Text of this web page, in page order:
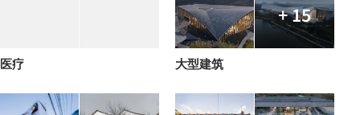
医疗
+ 15
大型建筑